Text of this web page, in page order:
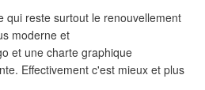
qui reste surtout le renouvellement
moderne et
et une charte graphique
Effectivement c'est mieux et plus